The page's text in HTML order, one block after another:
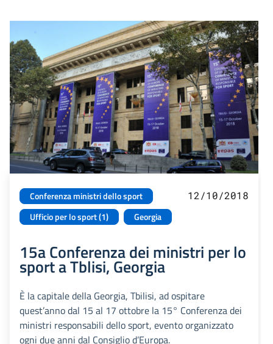
Conferenza ministri dello sport
Ufficio per lo sport (1)
Georgia
12/10/2018
15a Conferenza dei ministri per lo
sport a Tblisi, Georgia
È la capitale della Georgia, Tbilisi, ad ospitare
quest’anno dal 15 al 17 ottobre la 15° Conferenza dei
ministri responsabili dello sport, evento organizzato
ogni due anni dal Consiglio d’Europa.